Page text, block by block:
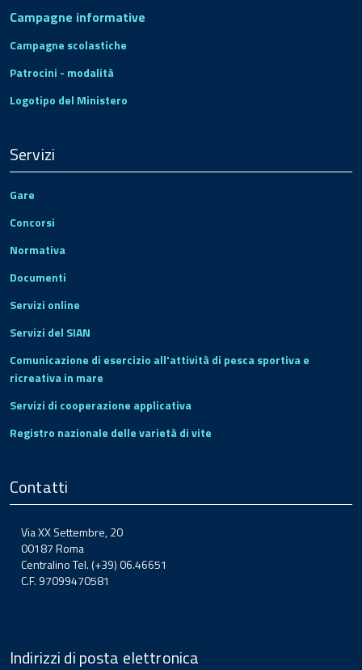
Campagne informative
Campagne scolastiche
Patrocini - modalità
Logotipo del Ministero
Servizi
Gare
Concorsi
Normativa
Documenti
Servizi online
Servizi del SIAN
Comunicazione di esercizio all'attività di pesca sportiva e
ricreativa in mare
Servizi di cooperazione applicativa
Registro nazionale delle varietà di vite
Contatti
Via XX Settembre, 20
00187 Roma
Centralino Tel. (+39) 06.46651
C.F. 97099470581
Indirizzi di posta elettronica